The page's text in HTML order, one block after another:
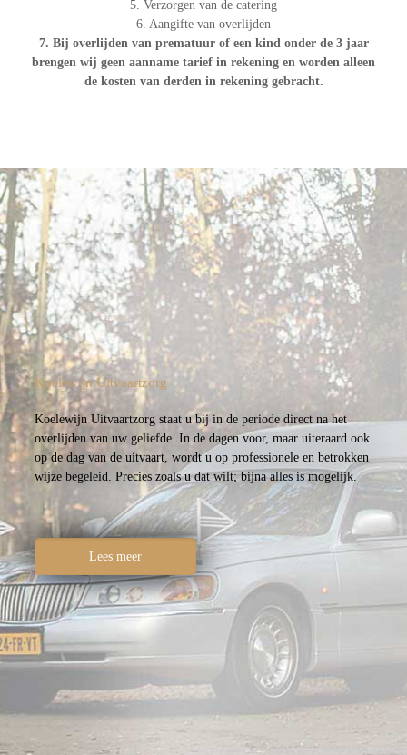
5. Verzorgen van de catering
6. Aangifte van overlijden
7. Bij overlijden van prematuur of een kind onder de 3 jaar
brengen wij geen aanname tarief in rekening en worden alleen
de kosten van derden in rekening gebracht.
Koelewijn Uitvaartzorg
Koelewijn Uitvaartzorg staat u bij in de periode direct na het
overlijden van uw geliefde. In de dagen voor, maar uiteraard ook
op de dag van de uitvaart, wordt u op professionele en betrokken
wijze begeleid. Precies zoals u dat wilt; bijna alles is mogelijk.
Lees meer